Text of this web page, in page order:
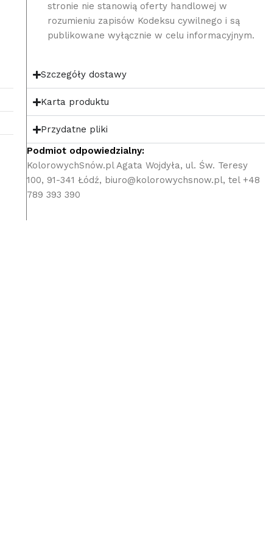
stronie nie stanowią oferty handlowej w
rozumieniu zapisów Kodeksu cywilnego i są
publikowane wyłącznie w celu informacyjnym.
Szczegóły dostawy
Karta produktu
Przydatne pliki
Podmiot odpowiedzialny:
KolorowychSnów.pl Agata Wojdyła, ul. Św. Teresy
100, 91-341 Łódź, biuro@kolorowychsnow.pl, tel +48
789 393 390